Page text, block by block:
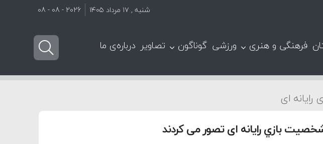
شنبه , ۱۷ مرداد ۱۴۰۵ 2026 - 08 - 08
فرهنگی و هنری ورزشی گوناگون تصاویر درباره‌ی ما
رایانه ای
بازي رايانه ای تصور می کردند